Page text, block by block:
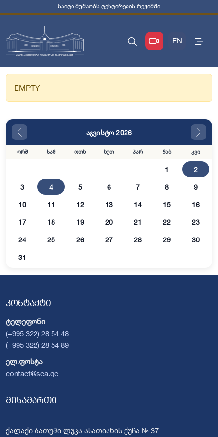
საიტი მუშაობს ტესტირების რეჟიმში
EN
EMPTY
აგვისტო 2026
ორშ სამ ოთხ ხუთ პარ შაბ კვი
1 2
3 4 5 6 7 8 9
10 11 12 13 14 15 16
17 18 19 20 21 22 23
24 25 26 27 28 29 30
31
კონტაქტი
ტელეფონი
(+995 322) 28 54 48
(+995 322) 28 54 89
ელ.ფოსტა
contact@sca.ge
მისამართი
ქალაქი ბათუმი ლუკა ასათიანის ქუჩა № 37